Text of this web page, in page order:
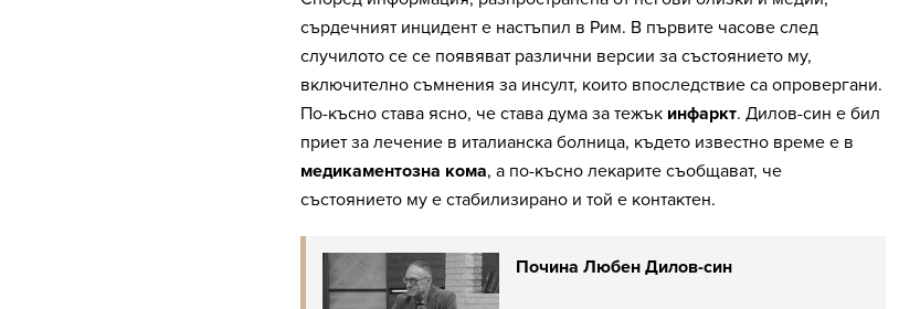
сърдечният инцидент е настъпил в Рим. В първите часове след
случилото се се появяват различни версии за състоянието му,
включително съмнения за инсулт, които впоследствие са опровергани.
По-късно става ясно, че става дума за тежък инфаркт. Дилов-син е бил
приет за лечение в италианска болница, където известно време е в
медикаментозна кома, а по-късно лекарите съобщават, че
състоянието му е стабилизирано и той е контактен.
Почина Любен Дилов-син